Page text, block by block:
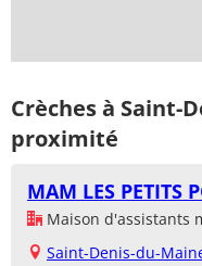
Crèches à Saint-
proximité
MAM LES PETITS
Maison d'assistants
Saint-Denis-du-